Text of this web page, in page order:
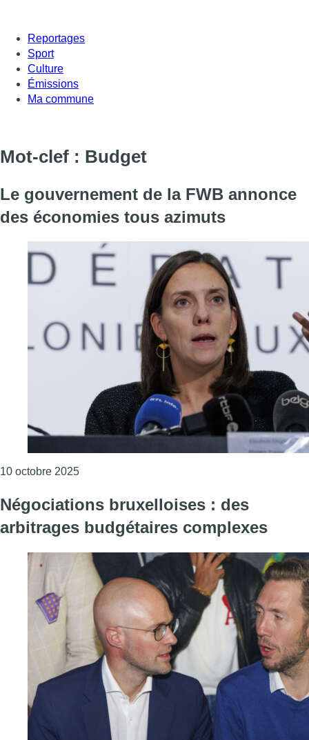
Reportages
Sport
Culture
Émissions
Ma commune
Mot-clef : Budget
Le gouvernement de la FWB annonce
des économies tous azimuts
10 octobre 2025Consulter l'article "Le gouvernement de la
Négociations bruxelloises : des
arbitrages budgétaires complexes